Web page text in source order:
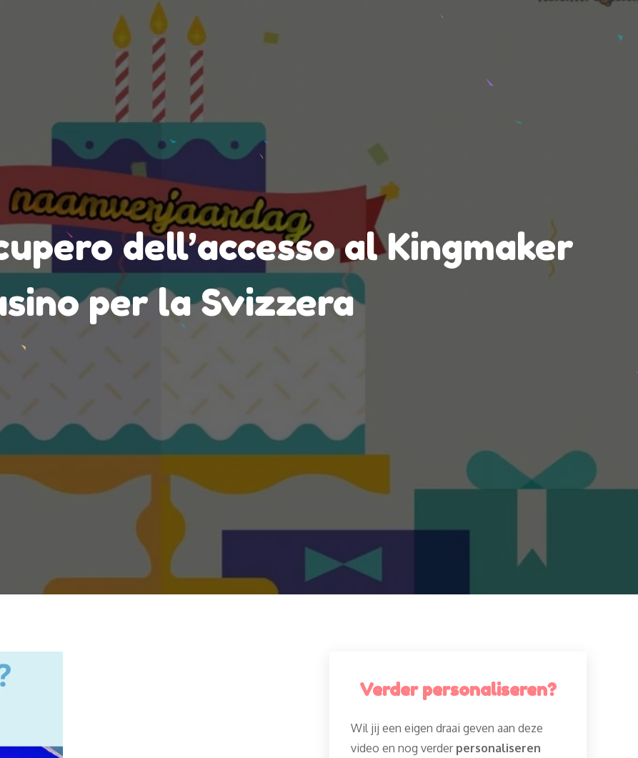
dell’accesso al Kingmaker
per la Svizzera
Verder personaliseren?
Wil jij een eigen draai geven aan deze
video en nog verder personaliseren